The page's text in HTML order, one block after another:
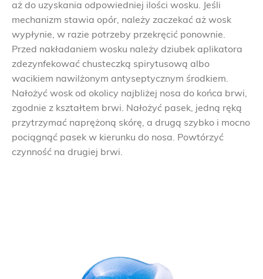
aż do uzyskania odpowiedniej ilości wosku. Jeśli
mechanizm stawia opór, należy zaczekać aż wosk
wypłynie, w razie potrzeby przekręcić ponownie.
Przed nakładaniem wosku należy dziubek aplikatora
zdezynfekować chusteczką spirytusową albo
wacikiem nawilżonym antyseptycznym środkiem.
Nałożyć wosk od okolicy najbliżej nosa do końca brwi,
zgodnie z kształtem brwi. Nałożyć pasek, jedną ręką
przytrzymać naprężoną skórę, a drugą szybko i mocno
pociągnąć pasek w kierunku do nosa. Powtórzyć
czynność na drugiej brwi.